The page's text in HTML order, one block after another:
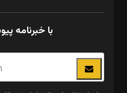
با خبرنامه